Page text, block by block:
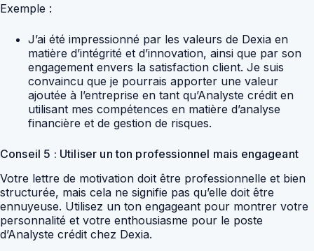
Exemple :
J’ai été impressionné par les valeurs de Dexia en
matière d’intégrité et d’innovation, ainsi que par son
engagement envers la satisfaction client. Je suis
convaincu que je pourrais apporter une valeur
ajoutée à l’entreprise en tant qu’Analyste crédit en
utilisant mes compétences en matière d’analyse
financière et de gestion de risques.
Conseil 5 : Utiliser un ton professionnel mais engageant
Votre lettre de motivation doit être professionnelle et bien
structurée, mais cela ne signifie pas qu’elle doit être
ennuyeuse. Utilisez un ton engageant pour montrer votre
personnalité et votre enthousiasme pour le poste
d’Analyste crédit chez Dexia.